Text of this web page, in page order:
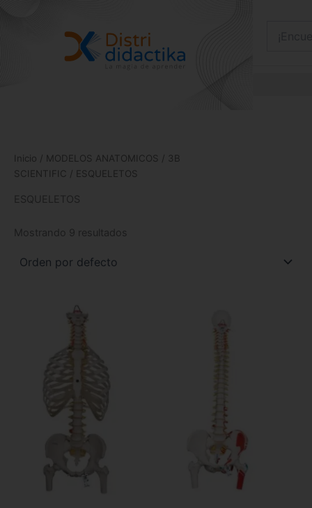
Inicio / MODELOS ANATOMICOS / 3B
SCIENTIFIC / ESQUELETOS
ESQUELETOS
Mostrando 9 resultados